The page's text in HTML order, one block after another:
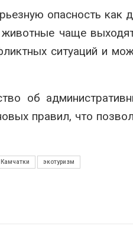
опасность как
чаще
ситуаций и
об
правил, что
экотуризм